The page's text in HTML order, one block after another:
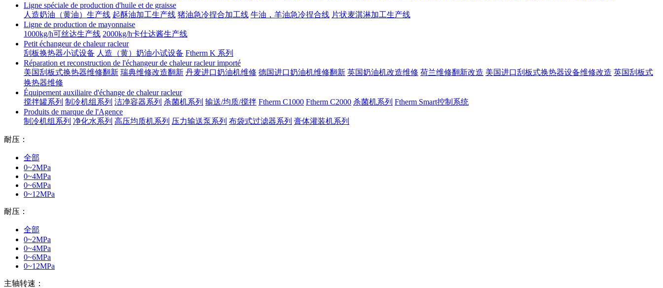
Ligne spéciale de production d'huile et de graisse
人造奶油（黄油）生产线 起酥油加工生产线 猪油急冷捏合加工线 牛油，羊油急冷捏合线 片状麦淇淋加工生产线
Ligne de production de mayonnaise
1000kg/h可丝达生产线 2000kg/h卡仕达酱生产线
Petit échangeur de chaleur racleur
刮板换热器小试设备 人造（黄）奶油小试设备 Ftherm K 系列
Réparation et reconstruction de l'échangeur de chaleur racleur importé
美国刮板式换热器维修翻新 瑞典维修改造翻新 丹麦进口奶油机维修 德国进口奶油机维修翻新 英国奶油机改造维修 荷兰维修翻新改造 美国进口刮板式换热器设备维修改造 英国刮板式
换热器维修
Équipement auxiliaire d'échange de chaleur racleur
搅拌罐系列 制冷机组系列 洁净容器系列 杀菌机系列 输送/均质/搅拌 Ftherm C1000 Ftherm C2000 杀菌机系列 Ftherm Smart控制系统
Produits de marque de l'Agence
制冷机组系列 净化水系列 高压均质机系列 压力输送泵系列 布袋式过滤器系列 膏体灌装机系列
耐压：
全部
0~2MPa
0~4MPa
0~6MPa
0~12MPa
耐压：
全部
0~2MPa
0~4MPa
0~6MPa
0~12MPa
主轴转速：